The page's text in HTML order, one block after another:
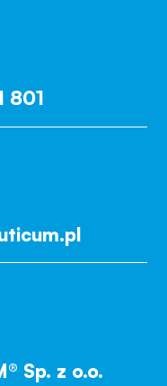
801
Sp. z o.o.